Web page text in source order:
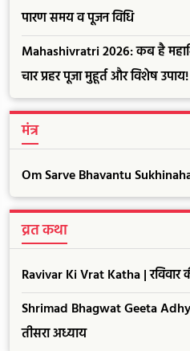
पारण समय व पूजन विधि
Mahashivratri 2026: कब है
चार प्रहर पूजा मुहूर्त और विशेष उपाय!
मंत्र
Om Sarve Bhavantu
व्रत कथा
Ravivar Ki Vrat Katha | रविवार
Shrimad Bhagwat Geeta
तीसरा अध्याय